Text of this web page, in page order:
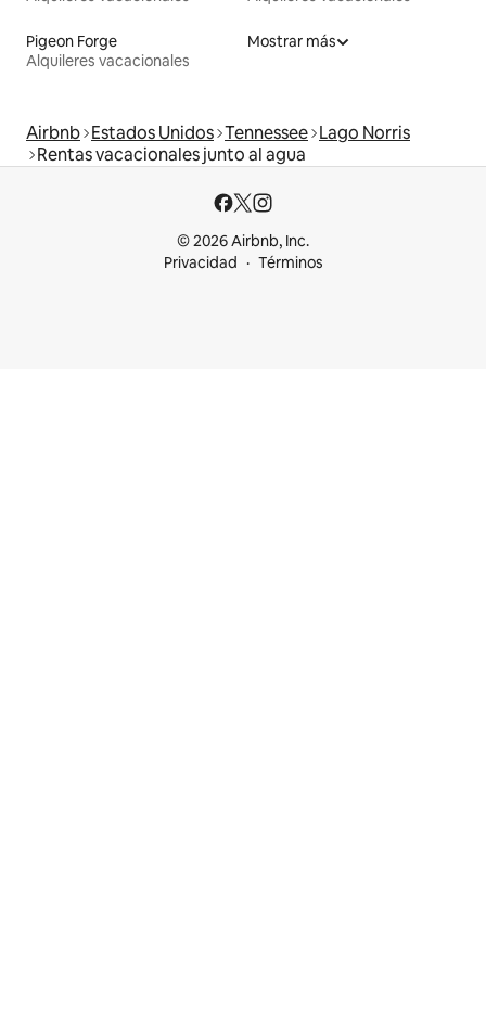
Pigeon Forge
Alquileres vacacionales
Mostrar más
Airbnb Estados Unidos Tennessee Lago Norris
Rentas vacacionales junto al agua
© 2026 Airbnb, Inc.
Privacidad
Términos